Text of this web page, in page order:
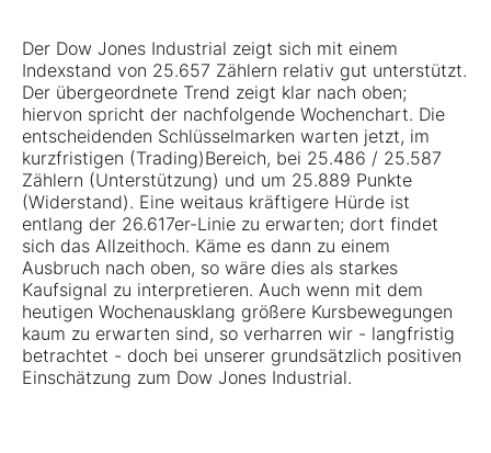
Der Dow Jones Industrial zeigt sich mit einem
Indexstand von 25.657 Zählern relativ gut unterstützt.
Der übergeordnete Trend zeigt klar nach oben;
hiervon spricht der nachfolgende Wochenchart. Die
entscheidenden Schlüsselmarken warten jetzt, im
kurzfristigen (Trading)Bereich, bei 25.486 / 25.587
Zählern (Unterstützung) und um 25.889 Punkte
(Widerstand). Eine weitaus kräftigere Hürde ist
entlang der 26.617er-Linie zu erwarten; dort findet
sich das Allzeithoch. Käme es dann zu einem
Ausbruch nach oben, so wäre dies als starkes
Kaufsignal zu interpretieren. Auch wenn mit dem
heutigen Wochenausklang größere Kursbewegungen
kaum zu erwarten sind, so verharren wir - langfristig
betrachtet - doch bei unserer grundsätzlich positiven
Einschätzung zum Dow Jones Industrial.